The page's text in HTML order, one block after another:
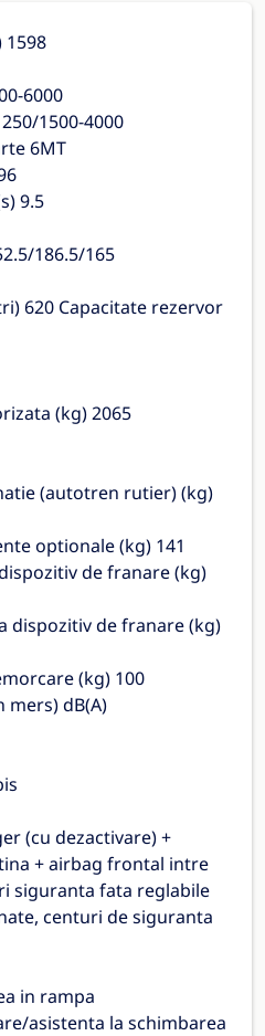
1598
6000
1500-4000
6MT
9.5
186.5/165
620 Capacitate rezervor
(kg) 2065
(autotren rutier) (kg)
optionale (kg) 141
de franare (kg)
dispozitiv de franare (kg)
(kg) 100
dB(A)
(cu dezactivare) +
+ airbag frontal intre
siguranta fata reglabile
centuri de siguranta
in rampa
asistenta la schimbarea